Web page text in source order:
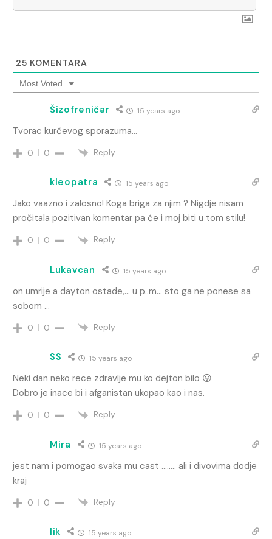
25 KOMENTARA
Most Voted
Šizofreničar 15 years ago
Tvorac kurčevog sporazuma…
0 0 Reply
kleopatra 15 years ago
Jako vaazno i zalosno! Koga briga za njim ? Nigdje nisam
pročitala pozitivan komentar pa će i moj biti u tom stilu!
0 0 Reply
Lukavcan 15 years ago
on umrije a dayton ostade,… u p..m… sto ga ne ponese sa
sobom …
0 0 Reply
SS 15 years ago
Neki dan neko rece zdravlje mu ko dejton bilo 😛
Dobro je inace bi i afganistan ukopao kao i nas.
0 0 Reply
Mira 15 years ago
jest nam i pomogao svaka mu cast …….. ali i divovima dodje
kraj
0 0 Reply
lik 15 years ago